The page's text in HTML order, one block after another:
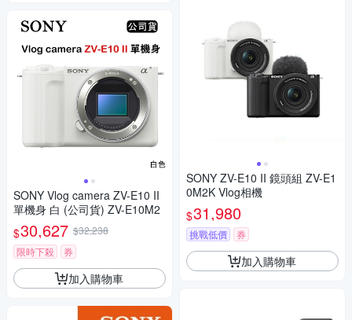
SONY Vlog camera ZV-E10 II
單機身 白 (公司貨) ZV-E10M2
$30,627 $32,238
限時下殺
券
加入購物車
SONY ZV-E10 II 鏡頭組 ZV-E1
0M2K Vlog相機
$31,980
挑戰低價 券
加入購物車